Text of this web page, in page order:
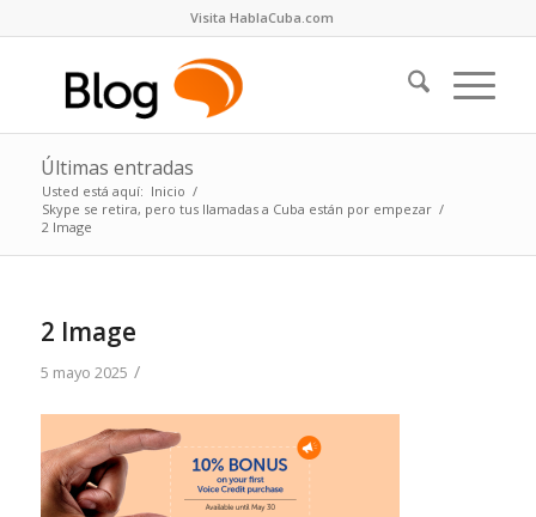
Visita HablaCuba.com
Últimas entradas
Usted está aquí: Inicio /
Skype se retira, pero tus llamadas a Cuba están por empezar /
2 Image
2 Image
5 mayo 2025 /